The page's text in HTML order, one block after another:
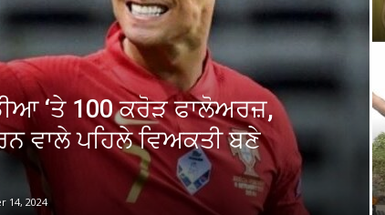
‘ਤੇ 100 ਕਰੋੜ ਫਾਲੋਅਰਜ਼,
ਵਾਲੇ ਪਹਿਲੇ ਵਿਅਕਤੀ ਬਣੇ
14, 2024